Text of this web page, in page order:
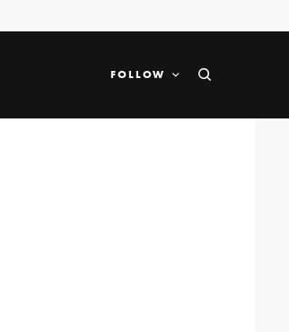
FOLLOW